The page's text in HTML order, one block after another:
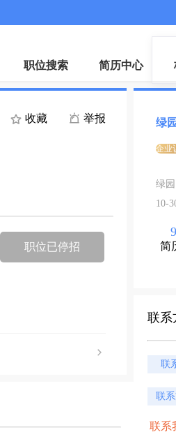
职位搜索 简历中心
收藏 举报
职位已停招
绿
企业
绿园
10-
简
联系
联
联
联系